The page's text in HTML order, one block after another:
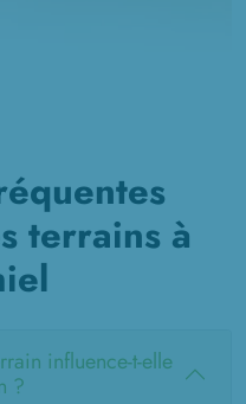
terrains à
influence-t-elle
?